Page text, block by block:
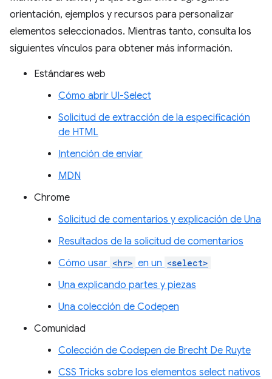
orientación, ejemplos y recursos para personalizar
elementos seleccionados. Mientras tanto, consulta los
siguientes vínculos para obtener más información.
Estándares web
Cómo abrir UI-Select
Solicitud de extracción de la especificación
de HTML
Intención de enviar
MDN
Chrome
Solicitud de comentarios y explicación de Una
Resultados de la solicitud de comentarios
Cómo usar <hr> en un <select>
Una explicando partes y piezas
Una colección de Codepen
Comunidad
Colección de Codepen de Brecht De Ruyte
CSS Tricks sobre los elementos select nativos